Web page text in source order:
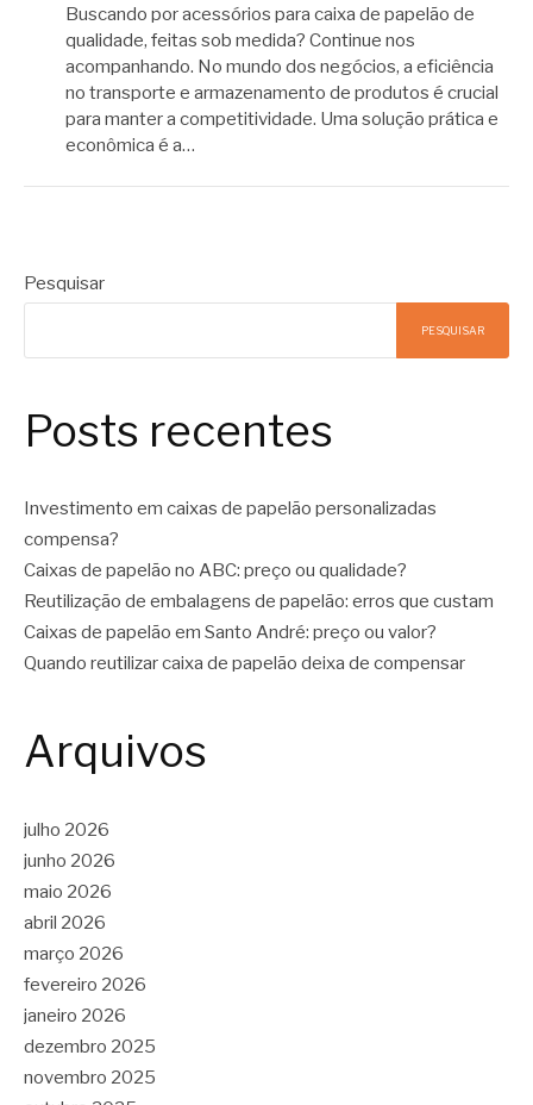
Buscando por acessórios para caixa de papelão de
qualidade, feitas sob medida? Continue nos
acompanhando. No mundo dos negócios, a eficiência
no transporte e armazenamento de produtos é crucial
para manter a competitividade. Uma solução prática e
econômica é a…
Pesquisar
PESQUISAR
Posts recentes
Investimento em caixas de papelão personalizadas
compensa?
Caixas de papelão no ABC: preço ou qualidade?
Reutilização de embalagens de papelão: erros que custam
Caixas de papelão em Santo André: preço ou valor?
Quando reutilizar caixa de papelão deixa de compensar
Arquivos
julho 2026
junho 2026
maio 2026
abril 2026
março 2026
fevereiro 2026
janeiro 2026
dezembro 2025
novembro 2025